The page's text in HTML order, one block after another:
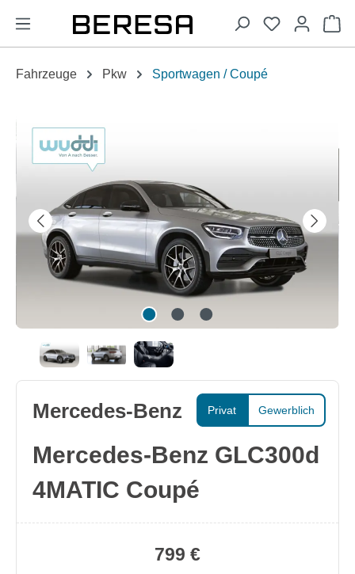
springen
Fahrzeuge Pkw Sportwagen / Coupé
Bildergalerie überspringen
Privat Gewerblich
Mercedes-Benz
Mercedes-Benz GLC300d
4MATIC Coupé
799 €